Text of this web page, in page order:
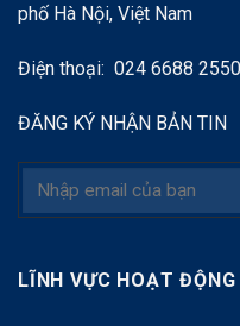
phố Hà Nội, Việt Nam
Điện thoại: 024 6688 2550
ĐĂNG KÝ NHẬN BẢN TIN
LĨNH VỰC HOẠT ĐỘNG